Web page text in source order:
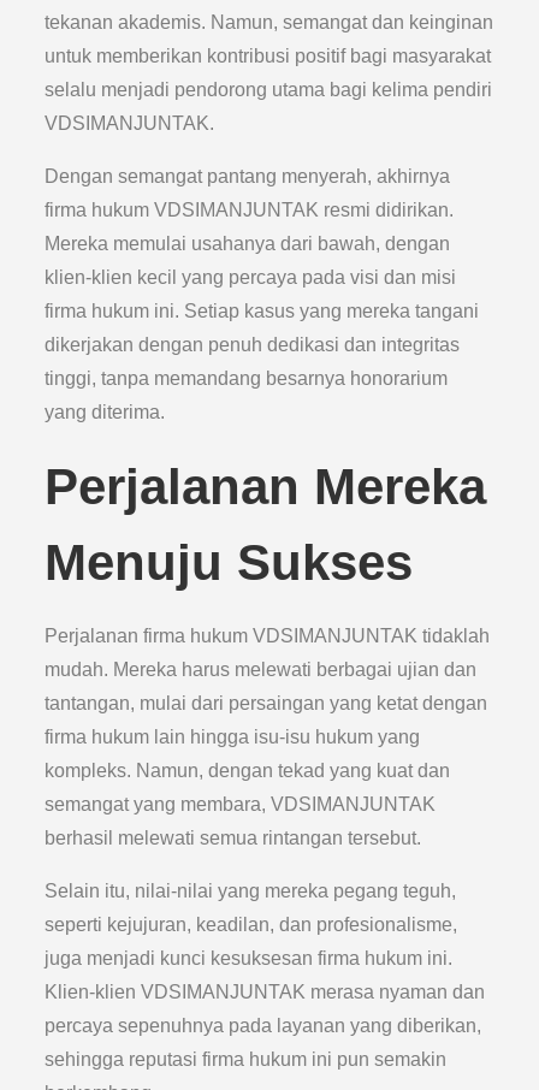
tekanan akademis. Namun, semangat dan keinginan
untuk memberikan kontribusi positif bagi masyarakat
selalu menjadi pendorong utama bagi kelima pendiri
VDSIMANJUNTAK.
Dengan semangat pantang menyerah, akhirnya
firma hukum VDSIMANJUNTAK resmi didirikan.
Mereka memulai usahanya dari bawah, dengan
klien-klien kecil yang percaya pada visi dan misi
firma hukum ini. Setiap kasus yang mereka tangani
dikerjakan dengan penuh dedikasi dan integritas
tinggi, tanpa memandang besarnya honorarium
yang diterima.
Perjalanan Mereka
Menuju Sukses
Perjalanan firma hukum VDSIMANJUNTAK tidaklah
mudah. Mereka harus melewati berbagai ujian dan
tantangan, mulai dari persaingan yang ketat dengan
firma hukum lain hingga isu-isu hukum yang
kompleks. Namun, dengan tekad yang kuat dan
semangat yang membara, VDSIMANJUNTAK
berhasil melewati semua rintangan tersebut.
Selain itu, nilai-nilai yang mereka pegang teguh,
seperti kejujuran, keadilan, dan profesionalisme,
juga menjadi kunci kesuksesan firma hukum ini.
Klien-klien VDSIMANJUNTAK merasa nyaman dan
percaya sepenuhnya pada layanan yang diberikan,
sehingga reputasi firma hukum ini pun semakin